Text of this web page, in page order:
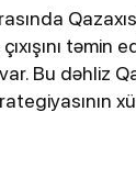
təmin
Bu dəhliz